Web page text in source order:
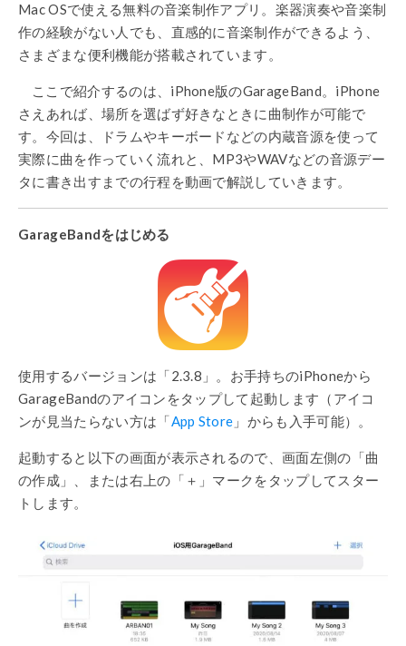
Mac OSで使える無料の音楽制作アプリ。楽器演奏や音楽制
作の経験がない人でも、直感的に音楽制作ができるよう、
さまざまな便利機能が搭載されています。
ここで紹介するのは、 iPhone版のGarageBand
iPhone
さえあれば、場所を選ばず好きなときに曲制作が可能で
す。今回は、ドラムやキーボードなどの内蔵音源を使って
実際に曲を作っていく流れと、MP3やWAVなどの音源デー
タに書き出すまでの行程を動画で解説していきます。
GarageBandをはじめる
使用するバージョンは「2.3.8 」。お手持ちのiPhoneから
GarageBandのアイコンをタップして起動します（アイコ
ンが見当たらない方は「App Store 」からも入手可能）。
起動すると以下の画面が表示されるので、画面左側の「曲
の作成」、または右上の「＋」マークをタップしてスター
トします。